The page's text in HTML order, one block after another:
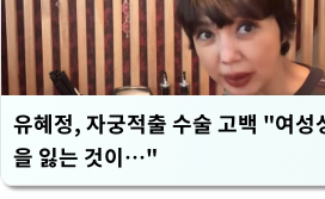
유혜정, 자궁적출 수술 고백 "여성
을 잃는 것이…"